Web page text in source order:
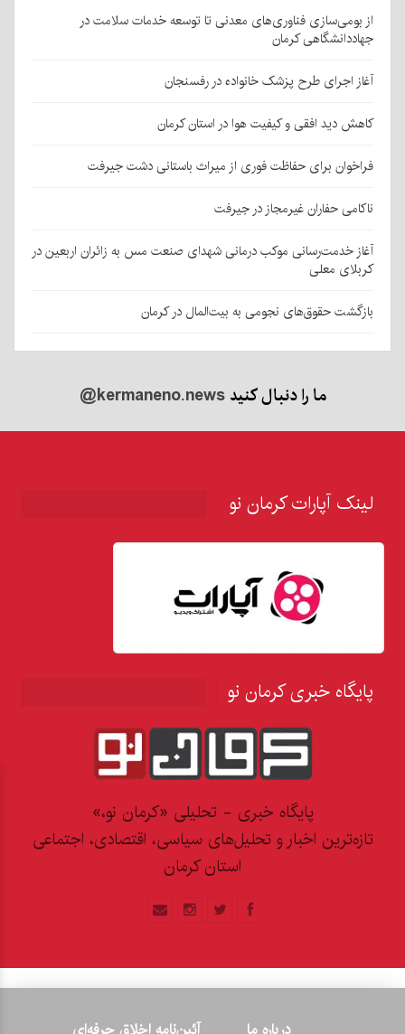
از بومی‌سازی فناوری‌های معدنی تا توسعه خدمات سلامت در
جهاددانشگاهی کرمان
آغاز اجرای طرح پزشک خانواده در رفسنجان
کاهش دید افقی و کیفیت هوا در استان کرمان
فراخوان برای حفاظت فوری از میراث باستانی دشت جیرفت
ناکامی حفاران غیرمجاز در جیرفت
آغاز خدمت‌رسانی موکب درمانی شهدای صنعت مس به زائران اربعین در
کربلای معلی
بازگشت حقوق‌های نجومی به بیت‌المال در کرمان
ما را دنبال کنید@kermaneno.news
لینک آپارات کرمان نو
پایگاه خبری کرمان نو
پایگاه خبری - تحلیلی «کرمان نو،»
تازه‌ترین اخبار و تحلیل‌های سیاسی، اقتصادی، اجتماعی
استان کرمان